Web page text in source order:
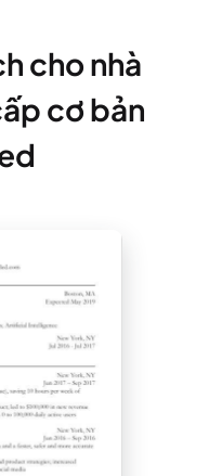
cho nhà
cơ bản